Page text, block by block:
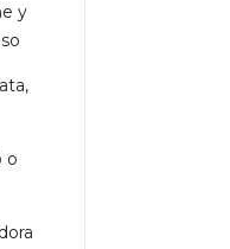
y
o